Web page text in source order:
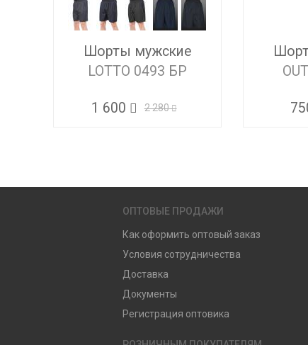
Шорты мужские
LOTTO 0493 БР
1 600 2 280
ОПТОВЫЕ ПРОДАЖИ
Как оформить оптовый заказ
Условия сотрудничества
Доставка
Документы
Регистрация оптовика